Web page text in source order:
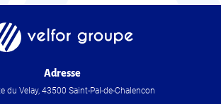
Adresse
du Velay, 43500 Saint-Pal-de-Chalencon